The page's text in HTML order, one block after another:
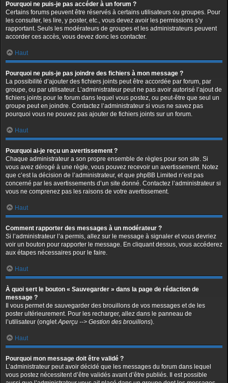
Pourquoi ne puis-je pas accéder à un forum ?
Certains forums peuvent être réservés à certains utilisateurs ou groupes. Pour
les consulter, les lire, y poster, etc., vous devez avoir les permissions s’y
rapportant. Seuls les modérateurs de groupes et les administrateurs peuvent
accorder ces accès, vous devez donc les contacter.
Haut
Pourquoi ne puis-je pas joindre des fichiers à mon message ?
La possibilité d’ajouter des fichiers joints peut être accordée par forum, par
groupe, ou par utilisateur. L’administrateur peut ne pas avoir autorisé l’ajout de
fichiers joints pour le forum dans lequel vous postez, ou peut-être que seul un
groupe peut en joindre. Contactez l’administrateur si vous ne savez pas
pourquoi vous ne pouvez pas ajouter de fichiers joints sur un forum.
Haut
Pourquoi ai-je reçu un avertissement ?
Chaque administrateur a son propre ensemble de règles pour son site. Si
vous avez dérogé à une règle, vous pouvez recevoir un avertissement. Notez
que c’est la décision de l’administrateur, et que phpBB Limited n’est pas
concerné par les avertissements d’un site donné. Contactez l’administrateur si
vous ne comprenez pas les raisons de votre avertissement.
Haut
Comment rapporter des messages à un modérateur ?
Si l’administrateur l’a permis, allez sur le message à signaler et vous devriez
voir un bouton pour rapporter le message. En cliquant dessus, vous accéderez
aux étapes nécessaires pour le faire.
Haut
À quoi sert le bouton « Sauvegarder » dans la page de rédaction de
message ?
Il vous permet de sauvegarder des brouillons de vos messages et de les
poster ultérieurement. Pour les recharger, allez dans le panneau de
l’utilisateur (ongletAperçu --> Gestion des brouillons).
Haut
Pourquoi mon message doit être validé ?
L’administrateur peut avoir décidé que les messages du forum dans lequel
vous postez nécessitent d’être validés avant d’être publiés. Il est possible